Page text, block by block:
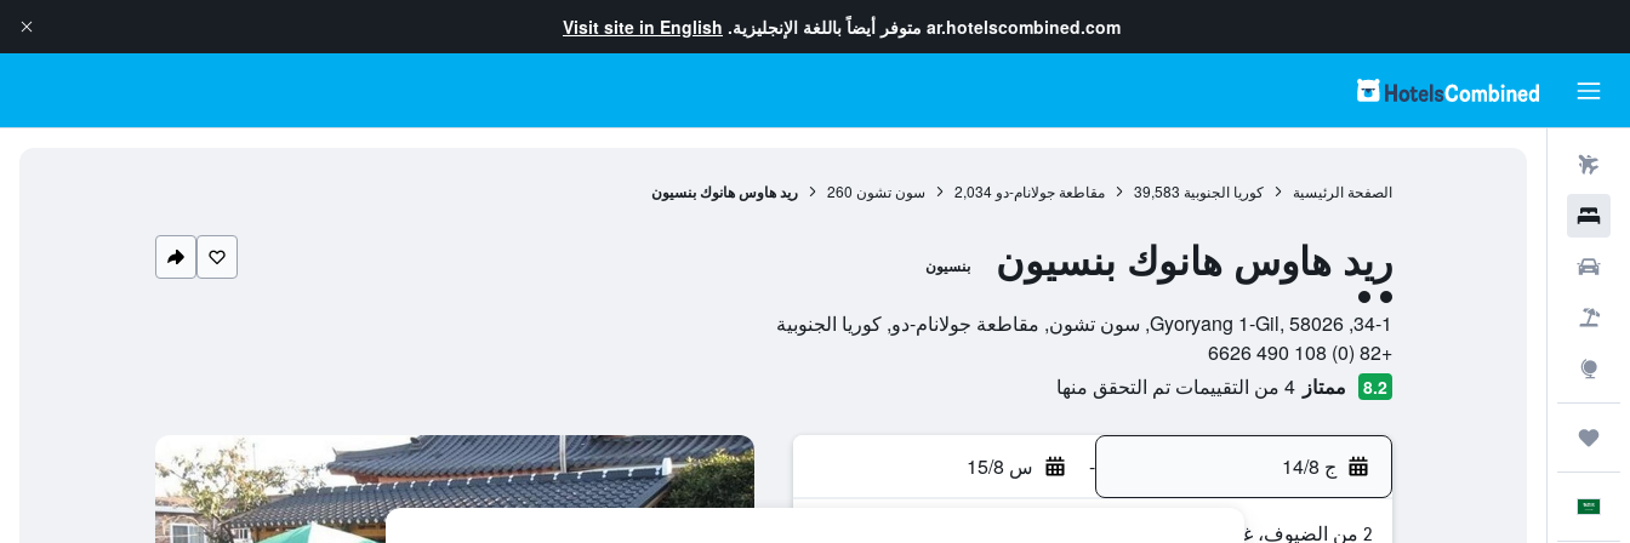
ar.hotelscombined.com متوفر أيضاً باللغة الإنجليزية. Visit site in English
الصفحة الرئيسية كوريا الجنوبية 39,583 مقاطعة جولانام-دو 2,034 سون تشون 260 ريد هاوس هانوك بنسيون
ريد هاوس هانوك بنسيون بنسيون
تقييم فئة 2
34-1, Gyoryang 1-Gil, 58026, سون تشون, مقاطعة جولانام-دو, كوريا الجنوبية
+82 (0) 108 490 6626
8.2 ممتاز 4 من التقييمات تم التحقق منها
ج 14/8 - س 15/8
2 من الضيوف، غرفة واحدة